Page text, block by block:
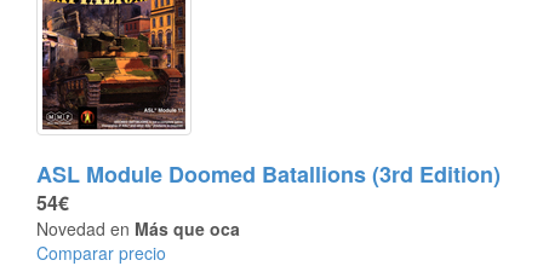
ASL Module Doomed Batallions (3rd Edition)
54€
Novedad en Más que oca
Comparar precio